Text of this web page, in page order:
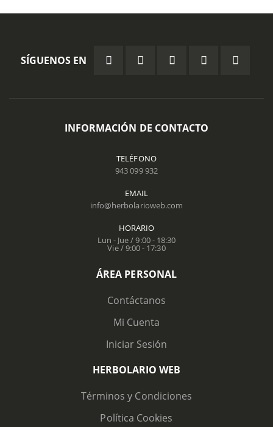
SÍGUENOS EN
INFORMACIÓN DE CONTACTO
TELÉFONO
943 099 932
EMAIL
info@herbolarioweb.com
HORARIO
Lun - Jue / 9:00 - 18:30
Vie / 9:00 - 17:30
ÁREA PERSONAL
Contáctanos
Mi Cuenta
Iniciar Sesión
HERBOLARIO WEB
Términos y Condiciones
Política Cookies